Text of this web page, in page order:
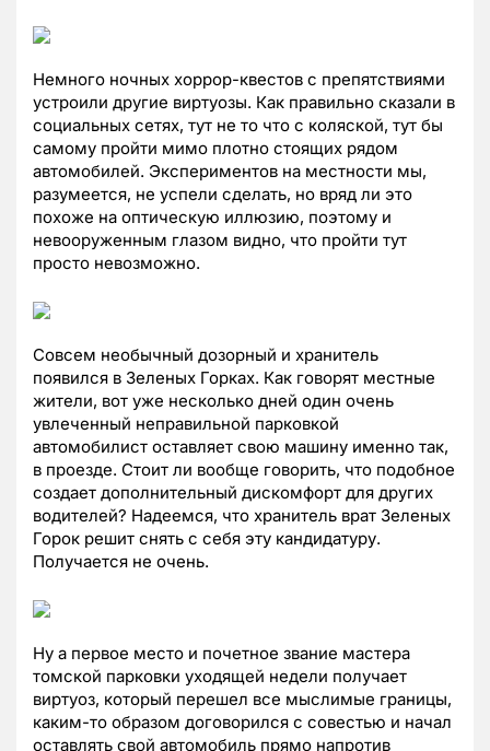
Немного ночных хоррор-квестов с препятствиями
устроили другие виртуозы. Как правильно сказали в
социальных сетях, тут не то что с коляской, тут бы
самому пройти мимо плотно стоящих рядом
автомобилей. Экспериментов на местности мы,
разумеется, не успели сделать, но вряд ли это
похоже на оптическую иллюзию, поэтому и
невооруженным глазом видно, что пройти тут
просто невозможно.
Совсем необычный дозорный и хранитель
появился в Зеленых Горках. Как говорят местные
жители, вот уже несколько дней один очень
увлеченный неправильной парковкой
автомобилист оставляет свою машину именно так,
в проезде. Стоит ли вообще говорить, что подобное
создает дополнительный дискомфорт для других
водителей? Надеемся, что хранитель врат Зеленых
Горок решит снять с себя эту кандидатуру.
Получается не очень.
Ну а первое место и почетное звание мастера
томской парковки уходящей недели получает
виртуоз, который перешел все мыслимые границы,
каким-то образом договорился с совестью и начал
оставлять свой автомобиль прямо напротив